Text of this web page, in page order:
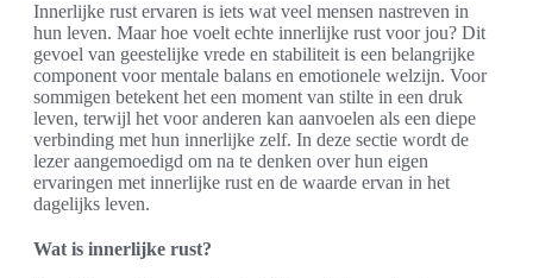
Innerlijke rust ervaren is iets wat veel mensen nastreven in
hun leven. Maar hoe voelt echte innerlijke rust voor jou? Dit
gevoel van geestelijke vrede en stabiliteit is een belangrijke
component voor mentale balans en emotionele welzijn. Voor
sommigen betekent het een moment van stilte in een druk
leven, terwijl het voor anderen kan aanvoelen als een diepe
verbinding met hun innerlijke zelf. In deze sectie wordt de
lezer aangemoedigd om na te denken over hun eigen
ervaringen met innerlijke rust en de waarde ervan in het
dagelijks leven.
Wat is innerlijke rust?